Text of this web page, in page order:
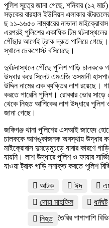
পুলিশ সূত্রে জানা গেছে, শনিবার (১২
সড়কের বারহাল ইউনিয়ন এলাকার
ছ ১১-১৬৫০ নাম্বারের নাভানা
এরপরই পুলিশের একাধিক টিম
পৌঁছার আগেই ট্রাক দ্রুত পালিয়ে
স্থানে চেকপোস্ট বসিয়েছে।
দুর্ঘটনাস্থলে পৌঁছে পুলিশ গাড়ি
উদ্ধার করে সিলেট এমএজি ওসমানী
উদ্দিন নামের এক ব্যক্তির লাশ রয়েছে।
করতে পারেনি পুলিশ। রোববার ভোর সাড়ে
থেকে নিহত আশিকের লাশ উদ্ধারে পুলিশ ও
জানা গেছে।
জকিগঞ্জ থানা পুলিশের এসআই জাহেদ
চালককে আশঙ্কাজনক অবস্থায় উদ্ধার করে
মাইক্রোবাস দুমড়েমুচড়ে যাবার কারণে
যায়নি। লাশ উদ্ধারে পুলিশ ও ফায়ার
যাওয়া ট্রাক গাড়ি সনাক্ত করতে পুলিশ
আটক ঈদ
দোয়া মাহফিল
ধর্মঘট
নিহত তৈরির পাশাপাশি